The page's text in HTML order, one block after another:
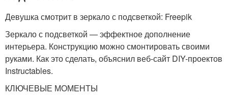
Девушка смотрит в зеркало с подсветкой: Freepik
Зеркало с подсветкой — эффектное дополнение
интерьера. Конструкцию можно смонтировать своими
руками. Как это сделать, объяснил веб-сайт DIY-проектов
Instructables.
КЛЮЧЕВЫЕ МОМЕНТЫ